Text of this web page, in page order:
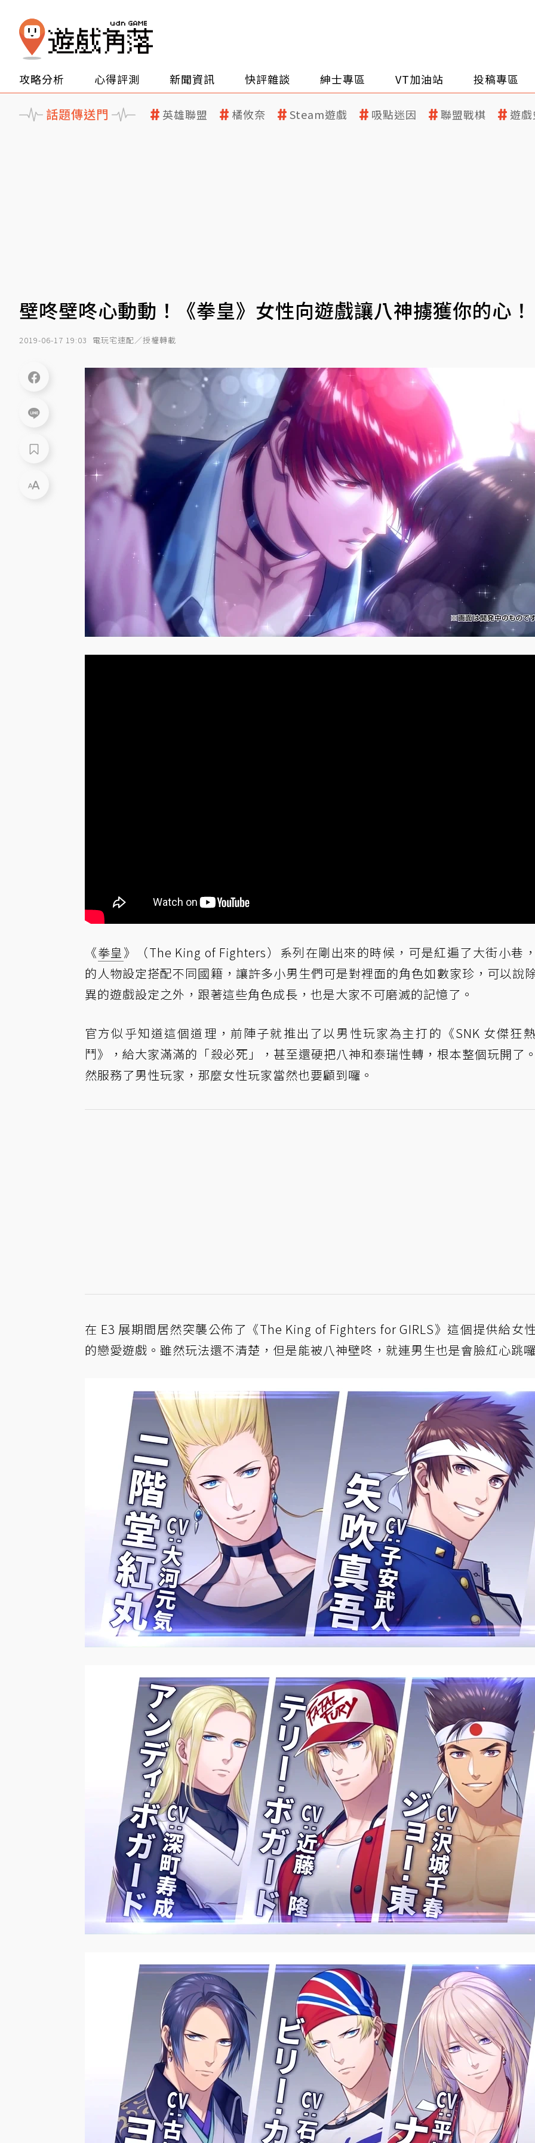
攻略分析 心得評測 新聞資訊 快評雜談 紳士專區 VT加油站 投稿專區
話題傳送門 英雄聯盟 橘攸奈 Steam遊戲 吸點迷因 聯盟戰棋 遊
壁咚壁咚心動動！《拳皇》女性向遊戲讓八神擄獲你的心！
2019-06-17 19:03 電玩宅速配／授權轉載
《拳皇 》（The King of Fighters）系列在剛出來的時候，可是紅遍了大街小巷
的人物設定搭配不同國籍，讓許多小男生們可是對裡面的角色如數家珍，可以說
異的遊戲設定之外，跟著這些角色成長，也是大家不可磨滅的記憶了。
官方似乎知道這個道理，前陣子就推出了以男性玩家為主打的《SNK 女傑狂
鬥》，給大家滿滿的「殺必死」，甚至還硬把八神和泰瑞性轉，根本整個玩開了
然服務了男性玩家，那麼女性玩家當然也要顧到囉。
在 E3 展期間居然突襲公佈了《The King of Fighters for GIRLS》這個提供給女
的戀愛遊戲。雖然玩法還不清楚，但是能被八神壁咚，就連男生也是會臉紅心跳